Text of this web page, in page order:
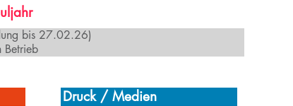
bis 27.02.26)
Betrieb
Druck / Medien